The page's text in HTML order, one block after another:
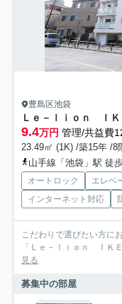
豊島区池袋
Ｌｅ－ｌｉｏｎ ＩＫ
9.4万円 管理/共益費
23.49㎡ (1K) /築15年 /8
山手線「池袋」駅 徒
オートロック エレベ
インターネット対応
こだわりで選びたい方に
「Ｌｅ－ｌｉｏｎ ＩＫ
見る
募集中の部屋